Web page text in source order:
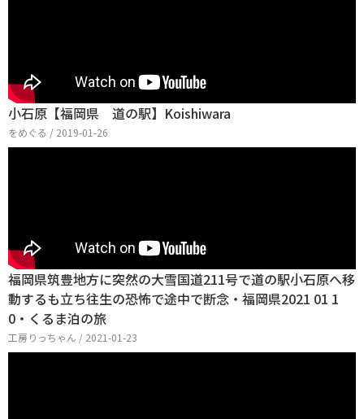
小石原【福岡県 道の駅】Koishiwara
をめぐる / 2019-01-26
福岡県筑豊地方に突然の大雪国道211号で道の駅小石原へ移
動するも立ち往生の恐怖で途中で断念・福岡県2021 01 1
0・くるま泊の旅
工房りっちゃん / 2021-01-23